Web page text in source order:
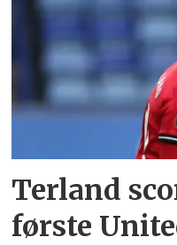
Terland
første